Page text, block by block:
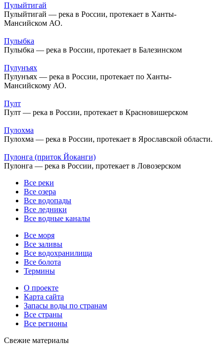
Пулыйтигай
Пулыйтигай — река в России, протекает в Ханты-
Мансийском АО.
Пулыбка
Пулыбка — река в России, протекает в Балезинском
Пулунъях
Пулунъях — река в России, протекает по Ханты-
Мансийскому АО.
Пулт
Пулт — река в России, протекает в Красновишерском
Пулохма
Пулохма — река в России, протекает в Ярославской области.
Пулонга (приток Йоканги)
Пулонга — река в России, протекает в Ловозерском
Все реки
Все озера
Все водопады
Все ледники
Все водные каналы
Все моря
Все заливы
Все водохранилища
Все болота
Термины
О проекте
Карта сайта
Запасы воды по странам
Все страны
Все регионы
Свежие материалы